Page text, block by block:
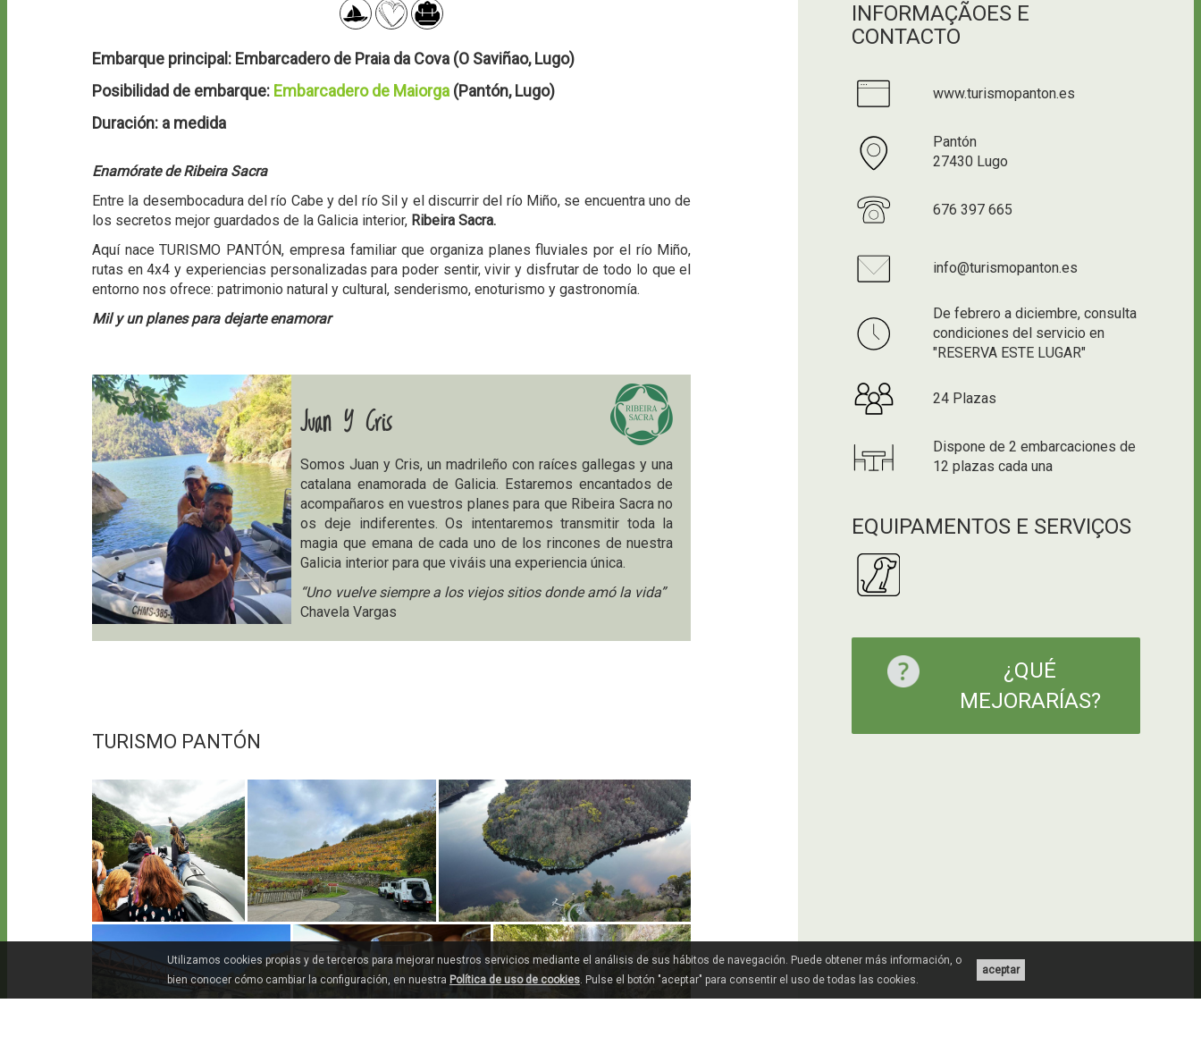
Embarque principal: Embarcadero de Praia da Cova (O Saviñao, Lugo)
Posibilidad de embarque: Embarcadero de Maiorga (Pantón, Lugo)
Duración: a medida
Enamórate de Ribeira Sacra
Entre la desembocadura del río Cabe y del río Sil y el discurrir del río Miño, se encuentra uno de
los secretos mejor guardados de la Galicia interior, Ribeira Sacra.
Aquí nace TURISMO PANTÓN, empresa familiar que organiza planes fluviales por el río Miño,
rutas en 4x4 y experiencias personalizadas para poder sentir, vivir y disfrutar de todo lo que el
entorno nos ofrece: patrimonio natural y cultural, senderismo, enoturismo y gastronomía.
Mil y un planes para dejarte enamorar
Juan Y Cris
Somos Juan y Cris, un madrileño con raíces gallegas y una
catalana enamorada de Galicia. Estaremos encantados de
acompañaros en vuestros planes para que Ribeira Sacra no
os deje indiferentes. Os intentaremos transmitir toda la
magia que emana de cada uno de los rincones de nuestra
Galicia interior para que viváis una experiencia única.
“Uno vuelve siempre a los viejos sitios donde amó la vida”
Chavela Vargas
TURISMO PANTÓN
INFORMAÇÃOES E
CONTACTO
www.turismopanton.es
Pantón
27430 Lugo
676 397 665
info@turismopanton.es
De febrero a diciembre, consulta
condiciones del servicio en
"RESERVA ESTE LUGAR"
24 Plazas
Dispone de 2 embarcaciones de
12 plazas cada una
EQUIPAMENTOS E SERVIÇOS
¿QUÉ
MEJORARÍAS?
aceptar
Utilizamos cookies propias y de terceros para mejorar nuestros servicios mediante el análisis de sus hábitos de navegación. Puede obtener más información, o
bien conocer cómo cambiar la configuración, en nuestra Política de uso de cookies. Pulse el botón "aceptar" para consentir el uso de todas las cookies.